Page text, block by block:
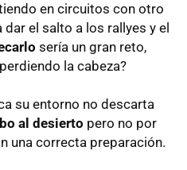
en circuitos con otro
el salto a los rallyes y el
sería un gran reto,
la cabeza?
su entorno no descarta
al desierto pero no por
una correcta preparación.